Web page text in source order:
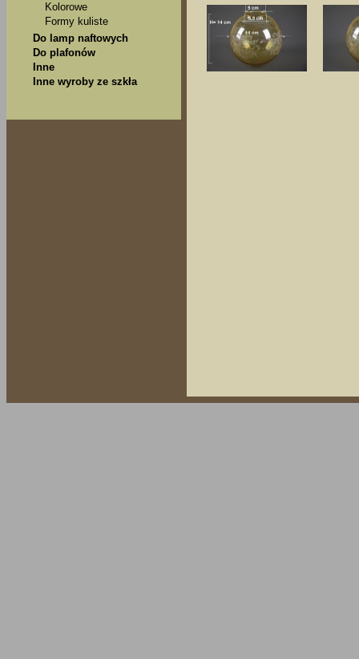
Kolorowe
Formy kuliste
Do lamp naftowych
Do plafonów
Inne
Inne wyroby ze szkła